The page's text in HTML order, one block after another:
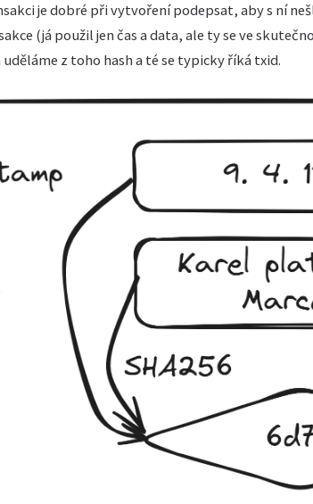
je dobré při vytvoření podepsat, aby s ní
(já použil jen čas a data, ale ty se ve
z toho hash a té se typicky říká txid.